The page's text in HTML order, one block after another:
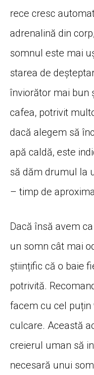
rece cresc
adrenalină din
somnul este mai
starea de
înviorător mai bun
cafea, potrivit
dacă alegem să
apă caldă, este
să dăm drumul la
– timp de
Dacă însă avem
un somn cât mai
științific că o baie
potrivită.
facem cu cel puțin
culcare. Această
creierul uman să
necesară unui